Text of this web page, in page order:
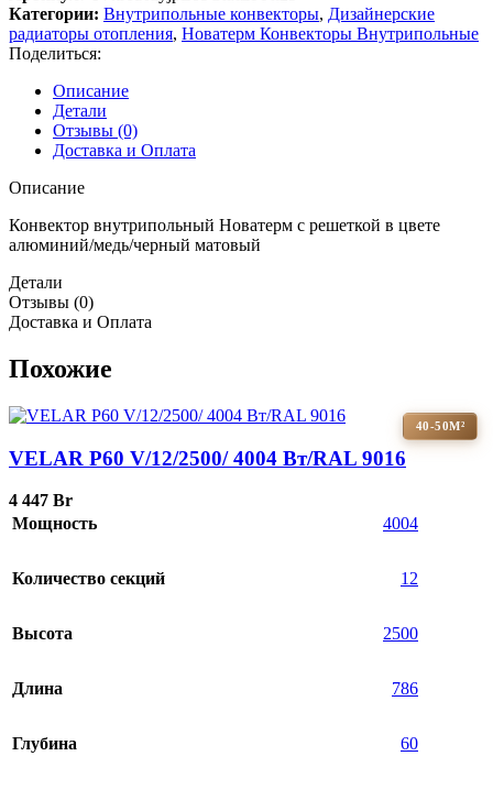
Категории: Внутрипольные конвекторы, Дизайнерские
радиаторы отопления, Новатерм Конвекторы Внутрипольные
Поделиться:
Описание
Детали
Отзывы (0)
Доставка и Оплата
Описание
Конвектор внутрипольный Новатерм с решеткой в цвете
алюминий/медь/черный матовый
Детали
Отзывы (0)
Доставка и Оплата
Похожие
40-50М²
VELAR P60 V/12/2500/ 4004 Bт/RAL 9016
4 447 Br
Мощность
4004
Количество секций 12
Высота 2500
Длина 786
Глубина 60